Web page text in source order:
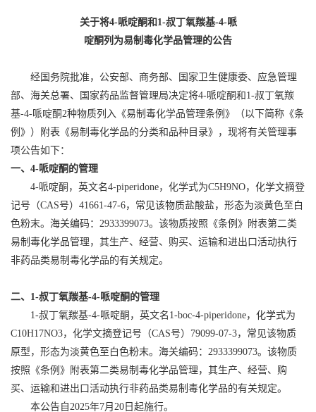
关于将4-哌啶酮和1-叔丁氧羰基-4-哌
啶酮列为易制毒化学品管理的公告
经国务院批准，公安部、商务部、国家卫生健康委、应急管理
部、海关总署、国家药品监督管理局决定将4-哌啶酮和1-叔丁氧羰
基-4-哌啶酮2种物质列入《易制毒化学品管理条例》（以下简称《条
例》）附表《易制毒化学品的分类和品种目录》，现将有关管理事
项公告如下：
一、4-哌啶酮的管理
4-哌啶酮，英文名4-piperidone，化学式为C5H9NO，化学文摘登
记号（CAS号）41661-47-6，常见该物质盐酸盐，形态为淡黄色至白
色粉末。海关编码：2933399073。该物质按照《条例》附表第二类
易制毒化学品管理，其生产、经营、购买、运输和进出口活动执行
非药品类易制毒化学品的有关规定。
二、1-叔丁氧羰基-4-哌啶酮的管理
1-叔丁氧羰基-4-哌啶酮，英文名1-boc-4-piperidone，化学式为
C10H17NO3，化学文摘登记号（CAS号）79099-07-3，常见该物质
原型，形态为淡黄色至白色粉末。海关编码：2933399073。该物质
按照《条例》附表第二类易制毒化学品管理，其生产、经营、购
买、运输和进出口活动执行非药品类易制毒化学品的有关规定。
本公告自2025年7月20日起施行。